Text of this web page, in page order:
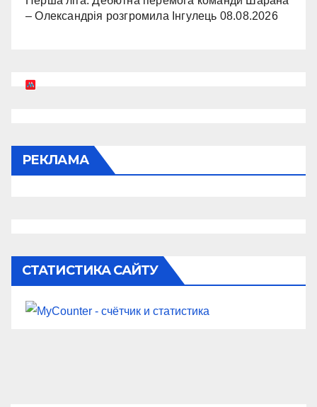
– Олександрія розгромила Інгулець 08.08.2026
РЕКЛАМА
СТАТИСТИКА САЙТУ